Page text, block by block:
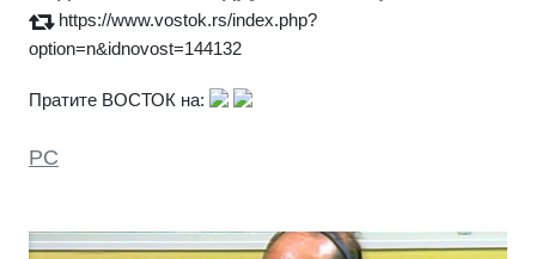
https://www.vostok.rs/index.php?
option=n&idnovost=144132
Пратите ВОСТОК на:
РС